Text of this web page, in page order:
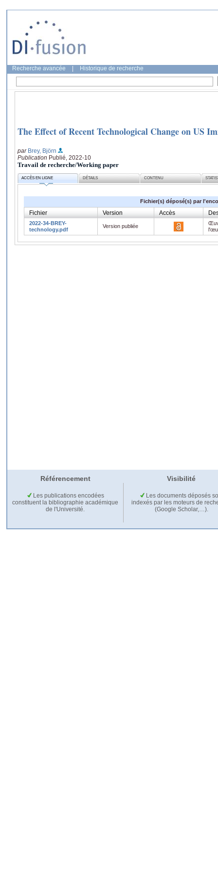
Recherche avancée Historique de recherche
The Effect of Recent Technological Change on US
par Brey, Björn
Publication Publié, 2022-10
Travail de recherche/Working paper
ACCÈS EN LIGNE DÉTAILS CONTENU
Fichier(s) déposé(s) par
Fichier Version Accès
2022-34-BREY-
technology.pdf
Version publiée
Référencement Visibilité
Les publications encodées
constituent la bibliographie académique
de l'Université.
Les documents déposés
indexés par les moteurs de
(Google Scholar,…).